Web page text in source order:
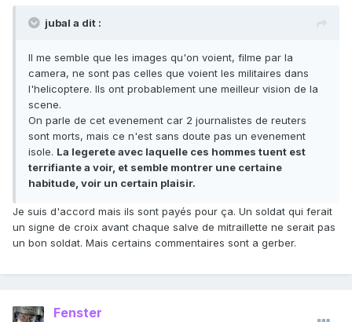
jubal a dit :
Il me semble que les images qu'on voient, filme par la
camera, ne sont pas celles que voient les militaires dans
l'helicoptere. Ils ont probablement une meilleur vision de la
scene.
On parle de cet evenement car 2 journalistes de reuters
sont morts, mais ce n'est sans doute pas un evenement
isole. La legerete avec laquelle ces hommes tuent est
terrifiante a voir, et semble montrer une certaine
habitude, voir un certain plaisir.
Je suis d'accord mais ils sont payés pour ça. Un soldat qui ferait
un signe de croix avant chaque salve de mitraillette ne serait pas
un bon soldat. Mais certains commentaires sont a gerber.
Fenster